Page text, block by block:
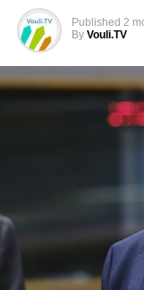
Published 2
By Vouli.TV